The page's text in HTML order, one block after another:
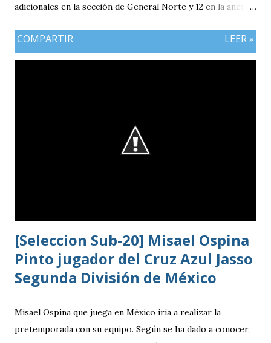
adicionales en la sección de General Norte y 12 en la anexa
El área de la General Sur con entrada independiente será
servicio anterior en donde los aficionados se podrán
estacionar en el Parqueo de Tikal Futura. via.
COMPARTIR LEER »
[Seleccion Sub-20] Misael Ospina
Pinto jugador del Cruz Azul Jasso
Segunda División de México
Misael Ospina que juega en México iría a realizar la
pretemporada con su equipo. Según se ha dado a conocer,